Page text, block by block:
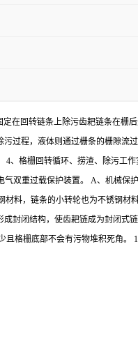
在回转链条上除污齿耙链条在栅
过程，液体则通过栅条的栅隙流
、格栅回转循环、捞渣、除污工
双重过载保护装置。 A、机械保
料，链条的小转轮也为不锈钢材
封闭结构，使齿耙链成为封闭式
格栅底部不会有污物堆积死角。